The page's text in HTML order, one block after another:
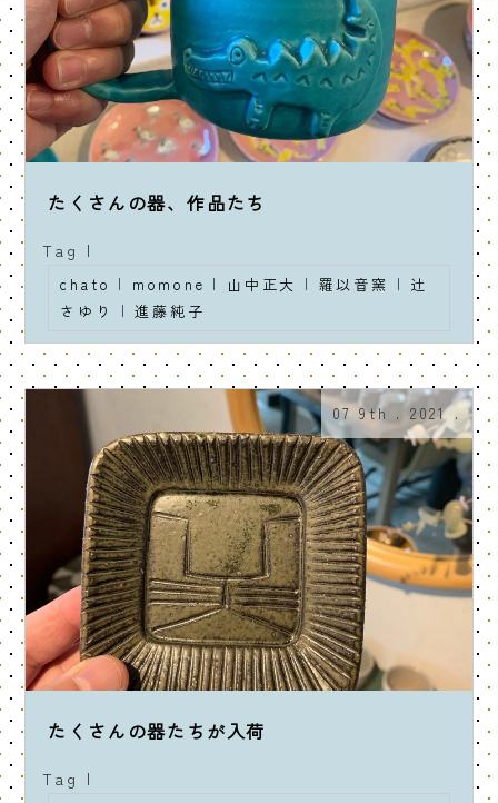
たくさんの器、作品たち
Tag |
chato | momone | 山中正大 | 羅以音窯 | 辻
さゆり
|進藤純子
07 9th . 2021 .
たくさんの器たちが入荷
Tag |